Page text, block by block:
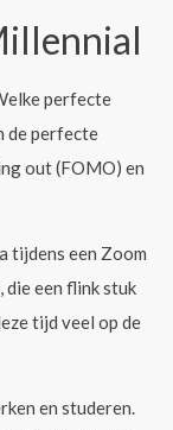
perfecte
de perfecte
out (FOMO) en
tijdens een Zoom
die een flink stuk
tijd veel op de
en studeren.